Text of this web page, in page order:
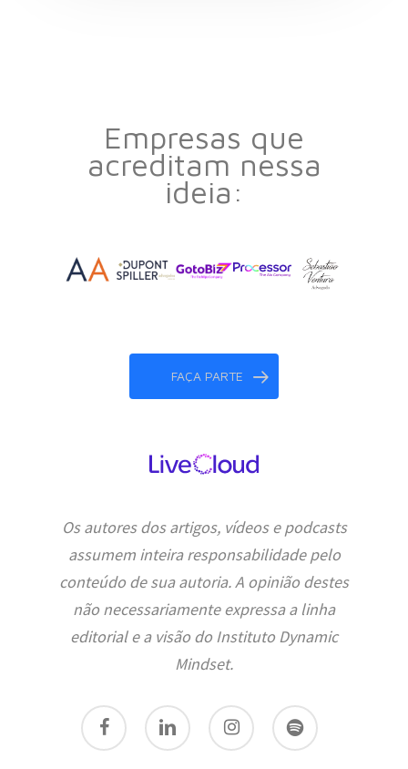
Empresas que
acreditam nessa
ideia:
FAÇA PARTE
Os autores dos artigos, vídeos e podcasts
assumem inteira responsabilidade pelo
conteúdo de sua autoria. A opinião destes
não necessariamente expressa a linha
editorial e a visão do Instituto Dynamic
Mindset.
facebook linkedin instagram spotify